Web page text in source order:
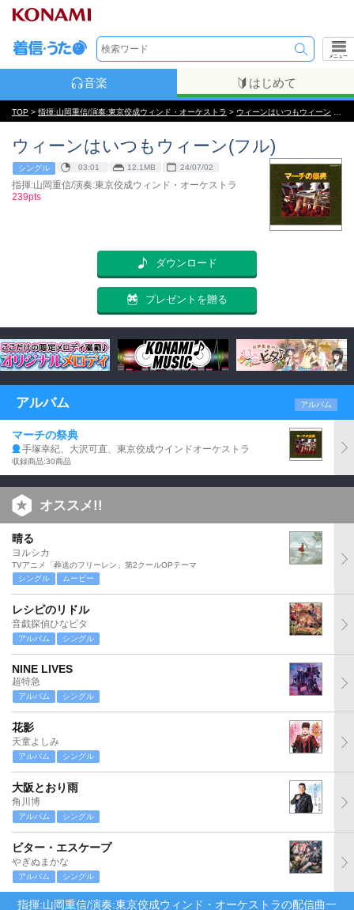
メニュー
音楽 はじめて
TOP > 指揮:山岡重信/演奏:東京佼成ウィンド・オーケストラ > ウィーンはいつもウィーン
ウィーンはいつもウィーン(フル)
シングル 03:01 12.1MB 24/07/02
指揮:山岡重信/演奏:東京佼成ウィンド・オーケストラ
239pts
ダウンロード
プレゼントを贈る
アルバム アルバム
マーチの祭典
手塚幸紀、大沢可直、東京佼成ウインドオーケストラ
収録商品:30商品
オススメ!!
晴る
ヨルシカ
TVアニメ「葬送のフリーレン」第2クールOPテーマ
シングル
ムービー
レシピのリドル
音戯探偵ひなビタ
アルバム シングル
NINE LIVES
超特急
アルバム シングル
花影
天童よしみ
アルバム シングル
大阪とおり雨
角川博
アルバム シングル
ビター・エスケープ
やぎぬまかな
アルバム シングル
指揮:山岡重信/演奏:東京佼成ウィンド・オーケストラの配信曲一